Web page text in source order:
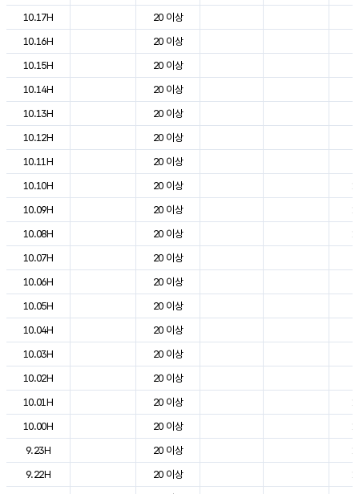
10.17H
20 이상
10.16H
20 이상
10.15H
20 이상
10.14H
20 이상
10.13H
20 이상
10.12H
20 이상
10.11H
20 이상
10.10H
20 이상
10.09H
20 이상
10.08H
20 이상
10.07H
20 이상
10.06H
20 이상
10.05H
20 이상
10.04H
20 이상
10.03H
20 이상
10.02H
20 이상
10.01H
20 이상
10.00H
20 이상
9.23H
20 이상
9.22H
20 이상